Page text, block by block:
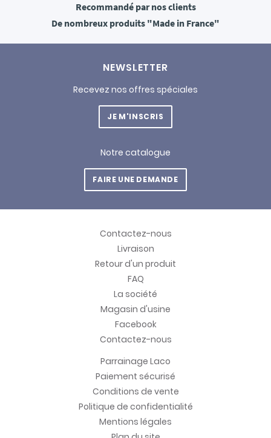
Recommandépar nos clients
De nombreux produits "Made in France"
NEWSLETTER
Recevez nos offres spéciales
JE M'INSCRIS
Notre catalogue
FAIRE UNE DEMANDE
Contactez-nous
Livraison
Retour d'un produit
FAQ
La société
Magasin d'usine
Facebook
Contactez-nous
Parrainage Laco
Paiement sécurisé
Conditions de vente
Politique de confidentialité
Mentions légales